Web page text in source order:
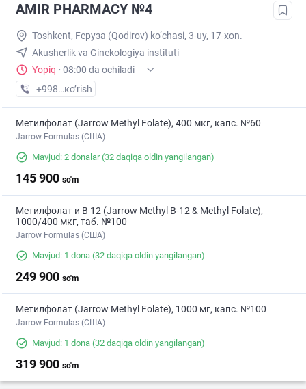
AMIR PHARMACY №4
Toshkent, Fеруза (Qodirov) ko‘chasi, 3-uy, 17-xon.
Akusherlik va Ginekologiya instituti
Yopiq · 08:00 da ochiladi
+998 (77) XXX-XX-XX
кo’rish
Метилфолат (Jarrow Methyl Folate), 400 мкг, капс. №60
Jarrow Formulas (США)
Mavjud: 2 donalar(32 daqiqa oldin yangilangan)
145 900 so'm
Метилфолат и В 12 (Jarrow Methyl B-12 & Methyl Folate),
1000/400 мкг, таб. №100
Jarrow Formulas (США)
Mavjud: 1 dona (32 daqiqa oldin yangilangan)
249 900 so'm
Метилфолат (Jarrow Methyl Folate), 1000 мг, капс. №100
Jarrow Formulas (США)
Mavjud: 1 dona (32 daqiqa oldin yangilangan)
319 900 so'm